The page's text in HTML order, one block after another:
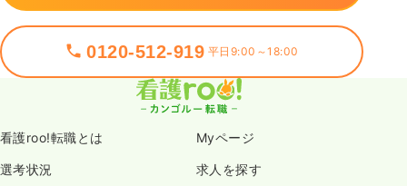
0120-512-919 平日9:00～18:00
看護roo!転職とは Myページ
選考状況 求人を探す